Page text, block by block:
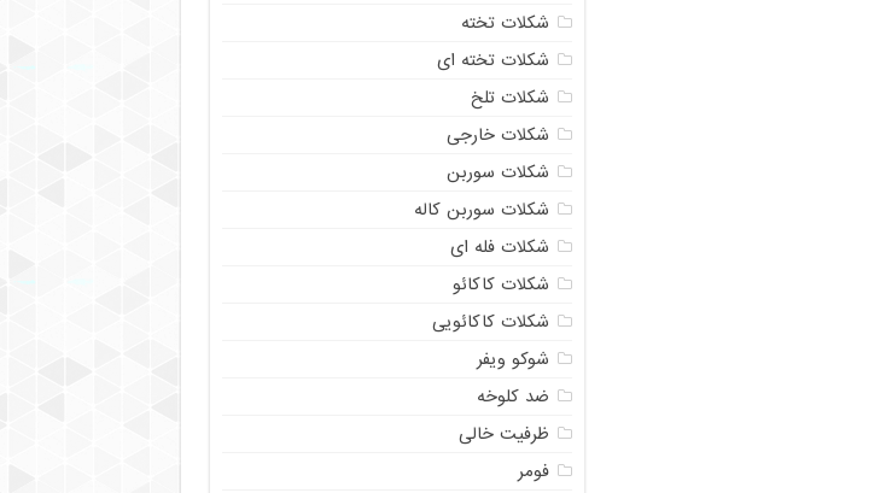
شکلات تخته
شکلات تخته ای
شکلات تلخ
شکلات خارجی
شکلات سوربن
شکلات سوربن کاله
شکلات فله ای
شکلات کاکائو
شکلات کاکائویی
شوکو ویفر
ضد کلوخه
ظرفیت خالی
فومر